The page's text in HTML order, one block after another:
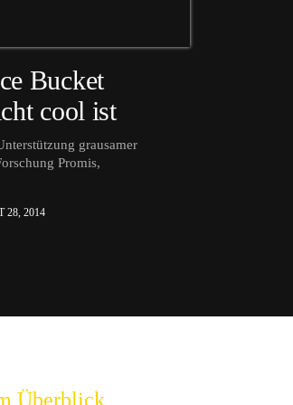
Bucket
cool ist
grausamer
Promis,
28, 2014
Überblick